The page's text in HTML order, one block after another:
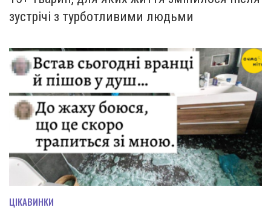
зустрічі з турботливими людьми
ЦІКАВИНКИ